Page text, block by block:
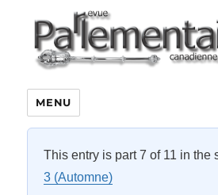
MENU
This entry is part 7 of 11 in the
3 (Automne)